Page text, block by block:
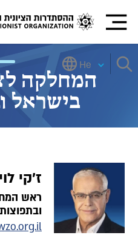
He
המחלקה
בישראל
ז'קי לוי
ראש
ובתפוצות